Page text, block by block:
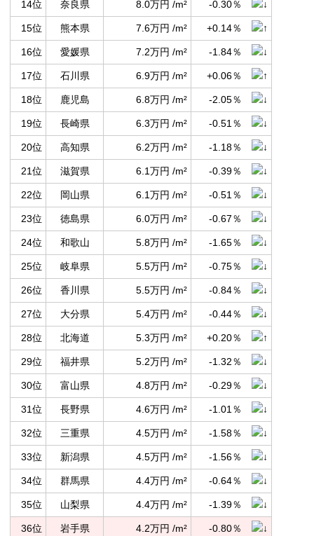
14位 奈良県 8.0万円 /m² -0.30％
15位 熊本県 7.6万円 /m² +0.14％
16位 愛媛県 7.2万円 /m² -1.84％
17位 石川県 6.9万円 /m² +0.06％
18位 鹿児島 6.8万円 /m² -2.05％
19位 長崎県 6.3万円 /m² -0.51％
20位 高知県 6.2万円 /m² -1.18％
21位 滋賀県 6.1万円 /m² -0.39％
22位 岡山県 6.1万円 /m² -0.51％
23位 徳島県 6.0万円 /m² -0.67％
24位 和歌山 5.8万円 /m² -1.65％
25位 岐阜県 5.5万円 /m² -0.75％
26位 香川県 5.5万円 /m² -0.84％
27位 大分県 5.4万円 /m² -0.44％
28位 北海道 5.3万円 /m² +0.20％
29位 福井県 5.2万円 /m² -1.32％
30位 富山県 4.8万円 /m² -0.29％
31位 長野県 4.6万円 /m² -1.01％
32位 三重県 4.5万円 /m² -1.58％
33位 新潟県 4.5万円 /m² -1.56％
34位 群馬県 4.4万円 /m² -0.64％
35位 山梨県 4.4万円 /m² -1.39％
36位 岩手県 4.2万円 /m² -0.80％